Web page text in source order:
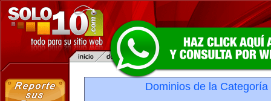
Dominios de la